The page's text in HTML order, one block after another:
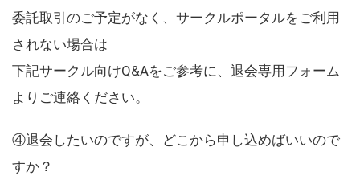
委託取引のご予定がなく、サークルポータルをご利用
されない場合は
下記サークル向けQ&Aをご参考に、退会専用フォーム
よりご連絡ください。
④退会したいのですが、どこから申し込めばいいので
すか？